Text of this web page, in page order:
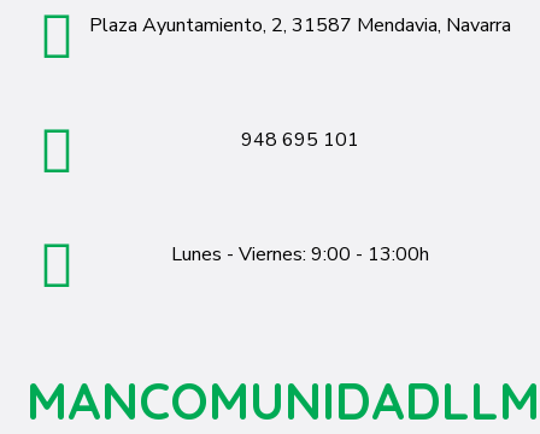
Plaza Ayuntamiento, 2, 31587 Mendavia, Navarra
948 695 101
Lunes - Viernes: 9:00 - 13:00h